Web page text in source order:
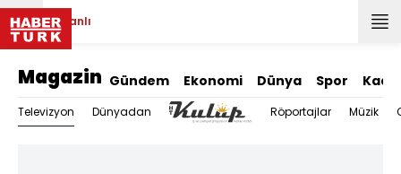
Canlı
Magazin Gündem Ekonomi Dünya Spor
Televizyon Dünyadan Röportajlar Müzik